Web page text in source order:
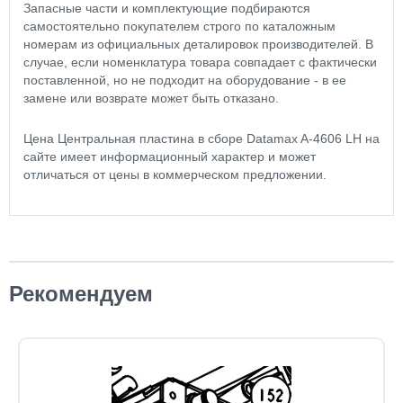
Запасные части и комплектующие подбираются
самостоятельно покупателем строго по каталожным
номерам из официальных деталировок производителей. В
случае, если номенклатура товара совпадает с фактически
поставленной, но не подходит на оборудование - в ее
замене или возврате может быть отказано.
Цена Центральная пластина в сборе Datamax A-4606 LH на
сайте имеет информационный характер и может
отличаться от цены в коммерческом предложении.
Рекомендуем